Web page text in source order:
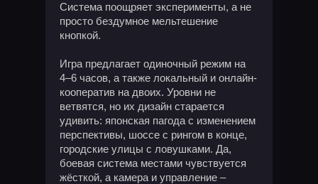
Система поощряет эксперименты, а не
просто бездумное мельтешение
кнопкой.
Игра предлагает одиночный режим на
4–6 часов, а также локальный и онлайн-
кооператив на двоих. Уровни не
ветвятся, но их дизайн старается
удивить: японская пагода с изменением
перспективы, шоссе с рингом в конце,
городские улицы с ловушками. Да,
боевая система местами чувствуется
жёсткой, а камера и управление –